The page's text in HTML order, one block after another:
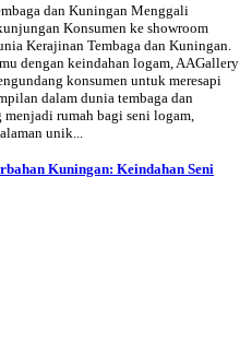
dan Kuningan Menggali
Konsumen ke showroom
Kerajinan Tembaga dan Kuningan.
dengan keindahan logam, AAGallery
konsumen untuk meresapi
dalam dunia tembaga dan
rumah bagi seni logam,
unik...
Kuningan: Keindahan Seni